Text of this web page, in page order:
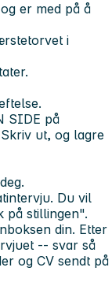
er med på å
i
SIDE på
ut, og lagre
Du vil
på stillingen".
din. Etter
-- svar så
og CV sendt på